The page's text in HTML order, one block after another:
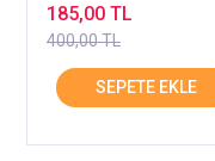
400,00 TL
185,00 TL